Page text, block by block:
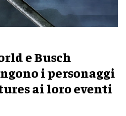
e Busch
i personaggi
ai loro eventi